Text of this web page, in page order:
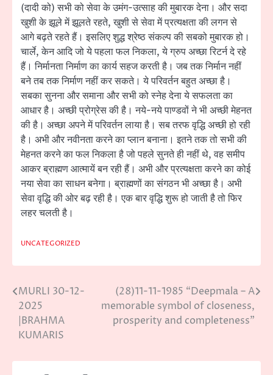
(दादी को) सभी को सेवा के उमंग-उत्साह की मुबारक देना। और सदा
खुशी के झूले में झूलते रहते, खुशी से सेवा में प्रत्यक्षता की लगन से
आगे बढ़ते रहते हैं। इसलिए शुद्ध श्रेष्ठ संकल्प की सबको मुबारक हो।
चार्ले, केन आदि जो ये पहला फल निकला, ये ग्रुप अच्छा रिटर्न दे रहे
हैं। निर्मानता निर्माण का कार्य सहज करती है। जब तक निर्मान नहीं
बने तब तक निर्माण नहीं कर सकते। ये परिवर्तन बहुत अच्छा है।
सबका सुनना और समाना और सभी को स्नेह देना ये सफलता का
आधार है। अच्छी प्रोग्रेस की है। नये-नये पाण्डवों ने भी अच्छी मेहनत
की है। अच्छा अपने में परिवर्तन लाया है। सब तरफ वृद्धि अच्छी हो रही
है। अभी और नवीनता करने का प्लान बनाना। इतने तक तो सभी की
मेहनत करने का फल निकला है जो पहले सुनते ही नहीं थे, वह समीप
आकर ब्राह्मण आत्मायें बन रही हैं। अभी और प्रत्यक्षता करने का कोई
नया सेवा का साधन बनेगा। ब्राह्मणों का संगठन भी अच्छा है। अभी
सेवा वृद्धि की ओर बढ़ रही है। एक बार वृद्धि शुरू हो जाती है तो फिर
लहर चलती है।
UNCATEGORIZED
Post
navigation
MURLI 30-12-
2025
|BRAHMA
KUMARIS
(28)11-11-1985 “Deepmala – A
memorable symbol of closeness,
prosperity and completeness”